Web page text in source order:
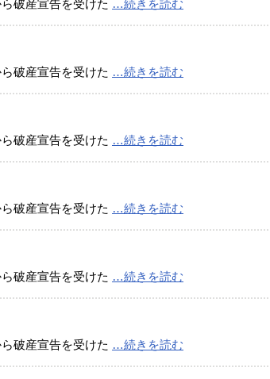
破産宣告を受けた …続きを読む
破産宣告を受けた …続きを読む
破産宣告を受けた …続きを読む
破産宣告を受けた …続きを読む
破産宣告を受けた …続きを読む
破産宣告を受けた …続きを読む